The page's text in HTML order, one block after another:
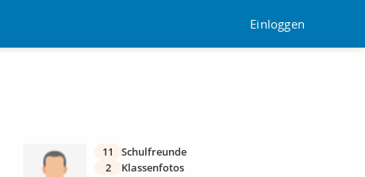
Einloggen
11
Schulfreunde
2
Klassenfotos